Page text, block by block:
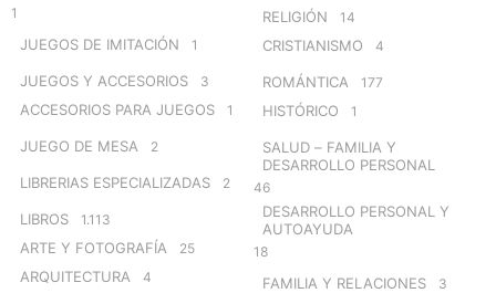
1
JUEGOS DE IMITACIÓN 1
JUEGOS Y ACCESORIOS 3
ACCESORIOS PARA JUEGOS 1
JUEGO DE MESA 2
LIBRERIAS ESPECIALIZADAS 2
LIBROS 1.113
ARTE Y FOTOGRAFÍA 25
ARQUITECTURA 4
RELIGIÓN 14
CRISTIANISMO 4
ROMÁNTICA 177
HISTÓRICO 1
SALUD – FAMILIA Y
DESARROLLO PERSONAL
46
DESARROLLO PERSONAL Y
AUTOAYUDA
18
FAMILIA Y RELACIONES 3